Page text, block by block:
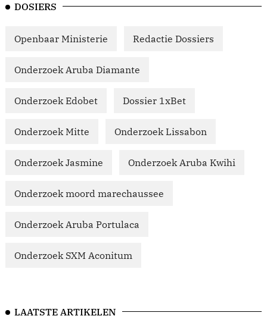
DOSIERS
Openbaar Ministerie Redactie Dossiers
Onderzoek Aruba Diamante
Onderzoek Edobet Dossier 1xBet
Onderzoek Mitte Onderzoek Lissabon
Onderzoek Jasmine Onderzoek Aruba Kwihi
Onderzoek moord marechaussee
Onderzoek Aruba Portulaca
Onderzoek SXM Aconitum
LAATSTE ARTIKELEN